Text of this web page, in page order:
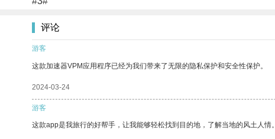
评论
游客
这款加速器VPM应用程序已经为我们带来了无限的隐私保护和安全性保护。
2024-03-24
游客
这款app是我旅行的好帮手，让我能够轻松找到目的地，了解当地的风土人情。